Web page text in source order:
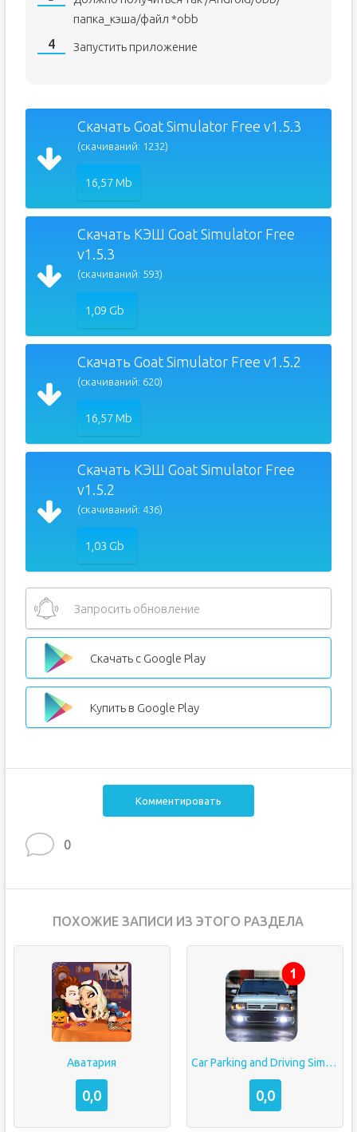
папка_кэша/файл *obb
Запустить приложение
Скачать Goat Simulator Free v1.5.3
(скачиваний: 1232)
16,57 Mb
Скачать КЭШ Goat Simulator Free
v1.5.3
(скачиваний: 593)
1,09 Gb
Скачать Goat Simulator Free v1.5.2
(скачиваний: 620)
16,57 Mb
Скачать КЭШ Goat Simulator Free
v1.5.2
(скачиваний: 436)
1,03 Gb
Запросить обновление
Скачать с Google Play
Купить в Google Play
Комментировать
0
ПОХОЖИЕ ЗАПИСИ ИЗ ЭТОГО РАЗДЕЛА
Аватария
0,0
Car Parking and Driving Simulator
0,0